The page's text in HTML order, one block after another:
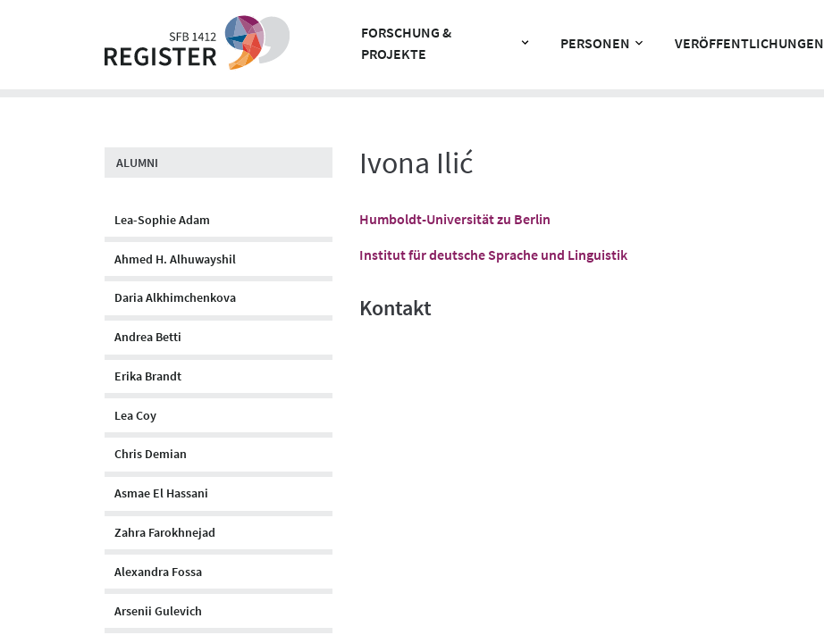
FORSCHUNG &
PROJEKTE
PERSONEN VERÖFFENTLICHUNGEN
ALUMNI
Lea-Sophie Adam
Ahmed H. Alhuwayshil
Daria Alkhimchenkova
Andrea Betti
Erika Brandt
Lea Coy
Chris Demian
Asmae El Hassani
Zahra Farokhnejad
Alexandra Fossa
Arsenii Gulevich
Ivona Ilić
Humboldt-Universität zu Berlin
Institut für deutsche Sprache und Linguistik
Kontakt